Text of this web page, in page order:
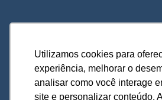
Utilizamos cookies para
experiência, melhorar o
analisar como você interage
site e personalizar conteúdo.